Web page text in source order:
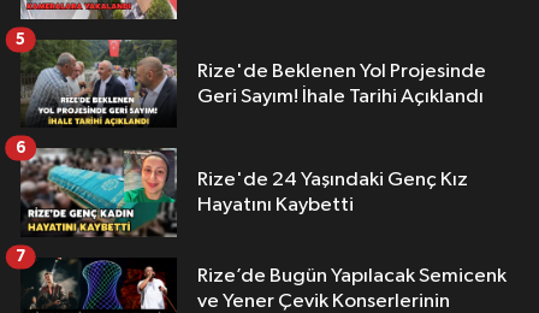
Rize'de Beklenen Yol Projesinde
Geri Sayım! İhale Tarihi Açıklandı
5
Rize'de 24 Yaşındaki Genç Kız
Hayatını Kaybetti
6
Rize’de Bugün Yapılacak Semicenk
ve Yener Çevik Konserlerinin
7